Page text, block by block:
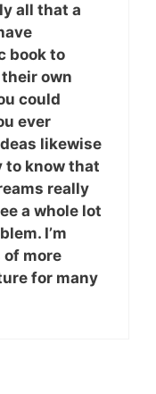
all that a
book to
own
could
ever
likewise
to know that
really
a whole lot
I’m
more
for many